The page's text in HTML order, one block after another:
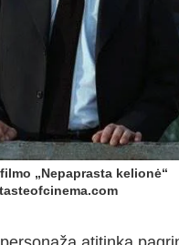
„Nepaprasta kelionė“